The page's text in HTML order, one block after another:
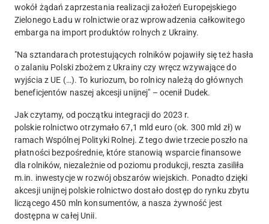
wokół żądań zaprzestania realizacji założeń Europejskiego
Zielonego Ładu w rolnictwie oraz wprowadzenia całkowitego
embarga na import produktów rolnych z Ukrainy.
"Na sztandarach protestujących rolników pojawiły się też hasła
o zalaniu Polski zbożem z Ukrainy czy wręcz wzywające do
wyjścia z UE (…). To kuriozum, bo rolnicy należą do głównych
beneficjentów naszej akcesji unijnej" – ocenił Dudek.
Jak czytamy, od początku integracji do 2023 r.
polskie rolnictwo otrzymało 67,1 mld euro (ok. 300 mld zł) w
ramach Wspólnej Polityki Rolnej. Z tego dwie trzecie poszło na
płatności bezpośrednie, które stanowią wsparcie finansowe
dla rolników, niezależnie od poziomu produkcji, reszta zasiliła
m.in. inwestycje w rozwój obszarów wiejskich. Ponadto dzięki
akcesji unijnej polskie rolnictwo dostało dostęp do rynku zbytu
liczącego 450 mln konsumentów, a nasza żywność jest
dostępna w całej Unii.